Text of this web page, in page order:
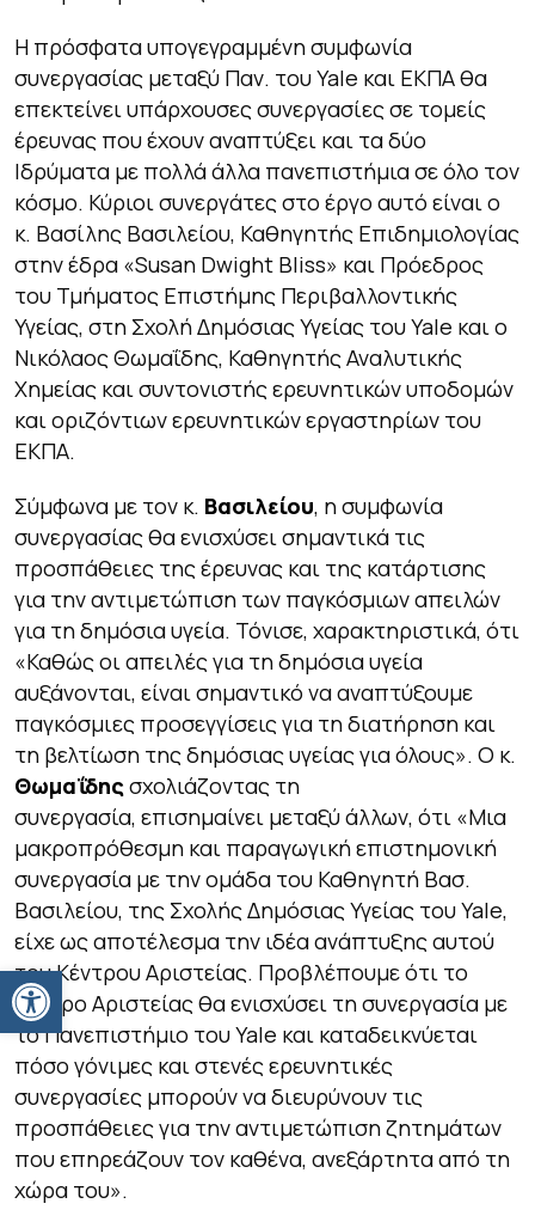
Ανοίξτε τη γραμμή εργαλείων
Η πρόσφατα υπογεγραμμένη συμφωνία
συνεργασίας μεταξύ Παν. του Yale και ΕΚΠΑ θα
επεκτείνει υπάρχουσες συνεργασίες σε τομείς
έρευνας που έχουν αναπτύξει και τα δύο
Ιδρύματα με πολλά άλλα πανεπιστήμια σε όλο τον
κόσμο. Κύριοι συνεργάτες στο έργο αυτό είναι ο
κ. Βασίλης Βασιλείου, Καθηγητής Επιδημιολογίας
στην έδρα «Susan Dwight Bliss» και Πρόεδρος
του Τμήματος Επιστήμης Περιβαλλοντικής
Υγείας, στη Σχολή Δημόσιας Υγείας του Yale και ο
Νικόλαος Θωμαΐδης, Καθηγητής Αναλυτικής
Χημείας και συντονιστής ερευνητικών υποδομών
και οριζόντιων ερευνητικών εργαστηρίων του
ΕΚΠΑ.
Σύμφωνα με τον κ. Βασιλείου, η συμφωνία
συνεργασίας θα ενισχύσει σημαντικά τις
προσπάθειες της έρευνας και της κατάρτισης
για την αντιμετώπιση των παγκόσμιων απειλών
για τη δημόσια υγεία. Τόνισε, χαρακτηριστικά, ότι
«Καθώς οι απειλές για τη δημόσια υγεία
αυξάνονται, είναι σημαντικό να αναπτύξουμε
παγκόσμιες προσεγγίσεις για τη διατήρηση και
τη βελτίωση της δημόσιας υγείας για όλους». Ο κ.
Θωμαΐδης σχολιάζοντας τη
συνεργασία, επισημαίνει μεταξύ άλλων, ότι «Μια
μακροπρόθεσμη και παραγωγική επιστημονική
συνεργασία με την ομάδα του Καθηγητή Βασ.
Βασιλείου, της Σχολής Δημόσιας Υγείας τουYale,
είχε ως αποτέλεσμα την ιδέα ανάπτυξης αυτού
του Κέντρου Αριστείας. Προβλέπουμε ότι το
Κέντρο Αριστείας θα ενισχύσει τη συνεργασία με
το Πανεπιστήμιο τουYale και καταδεικνύεται
πόσο γόνιμες και στενές ερευνητικές
συνεργασίες μπορούν να διευρύνουν τις
προσπάθειες για την αντιμετώπιση ζητημάτων
που επηρεάζουν τον καθένα, ανεξάρτητα από τη
χώρα του».